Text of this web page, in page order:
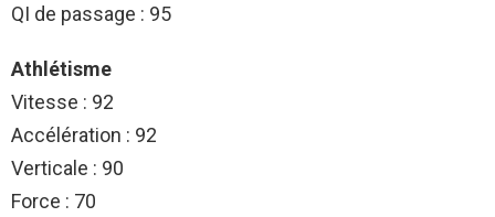
QI de passage : 95
Athlétisme
Vitesse : 92
Accélération : 92
Verticale : 90
Force : 70